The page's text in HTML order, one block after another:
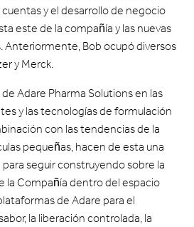
y el desarrollo de negocio
este de la compañía y las nuevas
Anteriormente, Bob ocupó diversos
y Merck.
Adare Pharma Solutions en las
y las tecnologías de formulación
con las tendencias de la
pequeñas, hacen de esta una
seguir construyendo sobre la
la Compañía dentro del espacio
de Adare para el
la liberación controlada, la